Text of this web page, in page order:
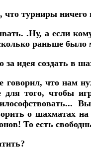
турниры ничего
.Ну, а если
раньше было
идея создать в
говорил, что нам
для того, чтобы
о шахматах
То есть